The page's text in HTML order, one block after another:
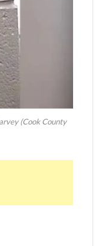
(Cook County